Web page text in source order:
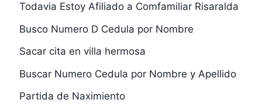
Todavia Estoy Afiliado a Comfamiliar Risaralda
Busco Numero D Cedula por Nombre
Sacar cita en villa hermosa
Buscar Numero Cedula por Nombre y Apellido
Partida de Naximiento